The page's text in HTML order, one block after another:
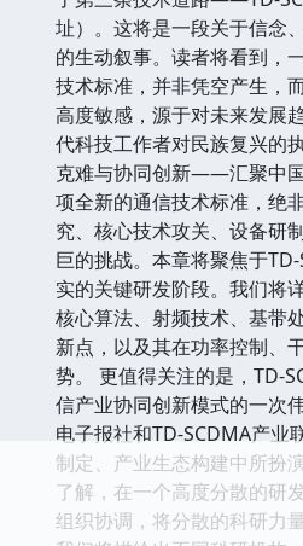
址）。这将是一段关于信念
的生动叙事。读者将看到，
技术标准，并非凭空产生，
高度敏感，源于对未来发展
代科技工作者对民族复兴的
克难与协同创新——汇聚中
项全新的通信技术标准，绝
究、核心技术攻关、设备研
巨的挑战。本章将聚焦于
实的关键研发阶段。我们将
核心算法、射频技术、基带
新点，以及其在功率控制、
势。 更值得关注的是，TD-
信产业协同创新模式的一次
电子报社和TD-SCDMA产业
制定、产业生态构建中所扮
了解，在一个高度分散的研
组织协调，将分散的科研力